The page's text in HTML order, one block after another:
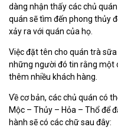
dàng nhận thấy các chủ
quán sẽ tìm đến phong thủy
xảy ra với quán của họ.
Việc đặt tên cho quán trà
những người đó tin rằng một
thêm nhiều khách hàng.
Về cơ bản, các chủ quán có
Mộc – Thủy – Hỏa – Thổ để
hành sẽ có các chữ sau đây: